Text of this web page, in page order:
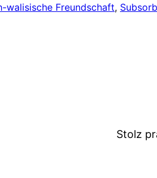
walisische Freundschaft, Subsorb
Stolz